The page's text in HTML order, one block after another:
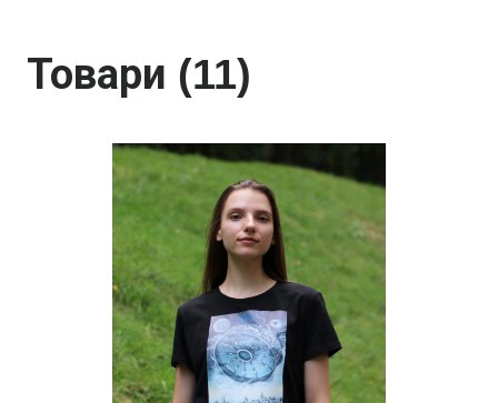
Товари (11)